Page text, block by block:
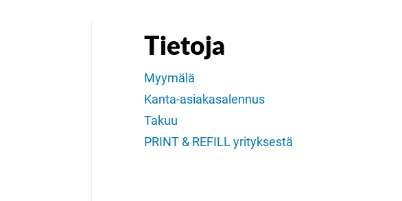
Tietoja
Myymälä
Kanta-asiakasalennus
Takuu
PRINT & REFILL yrityksestä